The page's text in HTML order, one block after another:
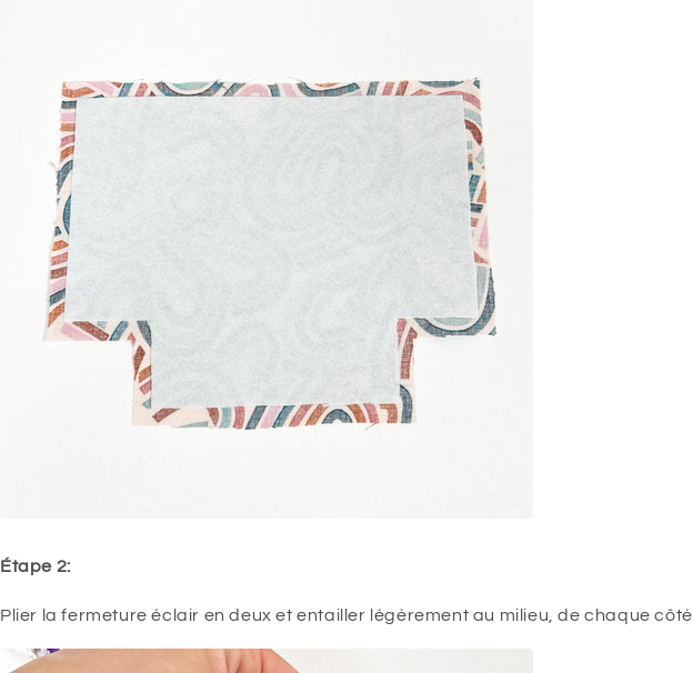
Étape 2:
Plier la fermeture éclair en deux et entailler légèrement au milieu, de chaque côté.